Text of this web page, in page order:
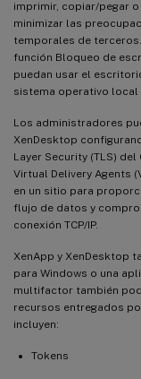
imprimir, copiar/pegar
minimizar las
temporales de
función Bloqueo de
puedan usar el
sistema operativo local
Los administradores
XenDesktop
Layer Security (TLS)
Virtual Delivery Agents
en un sitio para
flujo de datos y
conexión TCP/IP.
XenApp y XenDesktop
para Windows o una
multifactor también
recursos entregados
incluyen:
Tokens